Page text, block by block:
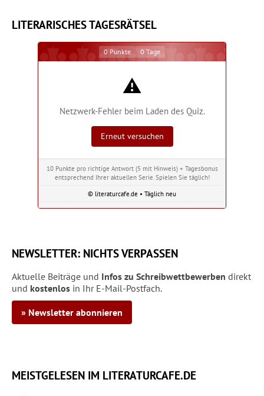
LITERARISCHES TAGESRÄTSEL
0 Punkte 0 Tage
⚠️
Netzwerk-Fehler beim Laden des Quiz.
Erneut versuchen
10 Punkte pro richtige Antwort (5 mit Hinweis) + Tagesbonus
entsprechend Ihrer aktuellen Serie. Spielen Sie täglich!
© literaturcafe.de • Täglich neu
NEWSLETTER: NICHTS VERPASSEN
Aktuelle Beiträge und Infos zu Schreibwettbewerben direkt
und kostenlos in Ihr E-Mail-Postfach.
» Newsletter abonnieren
MEISTGELESEN IM LITERATURCAFE.DE